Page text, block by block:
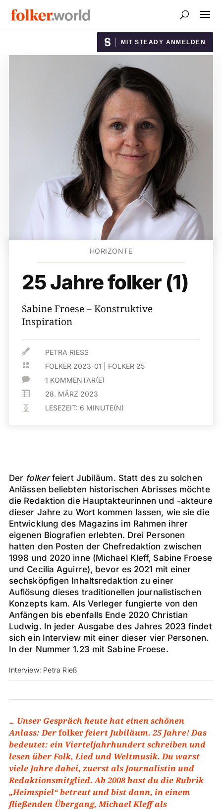
MIT STEADY ANMELDEN
HORIZONTE
25 Jahre folker (1)
Sabine Froese – Konstruktive
Inspiration
 PETRA RIESS
 FOLKER 2023-01 FOLKER 25
 1 KOMMENTAR(E)
 28. MÄRZ 2023
 LESEZEIT: 6 MINUTE(N)
Der folkerfeiert Jubiläum. Statt des zu solchen
Anlässen beliebten historischen Abrisses möchte
die Redaktion die Hauptakteurinnen und -akteure
dieser Jahre zu Wort kommen lassen, wie sie die
Entwicklung des Magazins im Rahmen ihrer
eigenen Biografien erlebten. Drei Personen
hatten den Posten der Chefredaktion zwischen
1998 und 2020 inne (Michael Kleff, Sabine Froese
und Cecilia Aguirre), bevor es 2021 mit einer
sechsköpfigen Inhaltsredaktion zu einer
Auflösung dieses traditionellen journalistischen
Konzepts kam. Als Verleger fungierte von den
Anfängen bis ebenfalls Ende 2020 Christian
Ludwig. In jeder Ausgabe des Jahres 2023 findet
sich ein Interview mit einer dieser vier Personen.
In der Nummer 1.23 mit Sabine Froese.
Interview: Petra Rieß
Unser Gespräch heute hat einen schönen
Anlass: Derfolkerfeiert Jubiläum. 25 Jahre! Das
bedeutet: ein Vierteljahrhundert schreiben und
lesen über Folk, Lied und Weltmusik. Du warst
viele Jahre dabei, zuerst als Journalistin und
Redaktionsmitglied. Ab 2008 hast du die Rubrik
„Heimspiel“ betreut und bist dann, in einem
fließenden Übergang, Michael Kleff als